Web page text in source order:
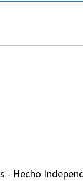
- Hecho